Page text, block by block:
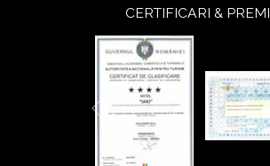
CERTIFICARI &
Previous